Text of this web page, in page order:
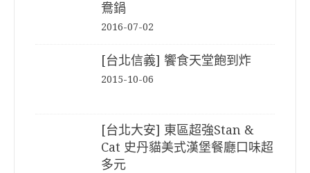
鴦鍋
2016-07-02
[台北信義] 饗食天堂飽到炸
2015-10-06
[台北大安] 東區超強Stan &
Cat 史丹貓美式漢堡餐廳口味超
多元